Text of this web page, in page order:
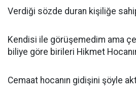
Verdiği sözde duran kişiliğe
Kendisi ile görüşemedim ama
biliye göre birileri Hikmet
Cemaat hocanın gidişini şöyle